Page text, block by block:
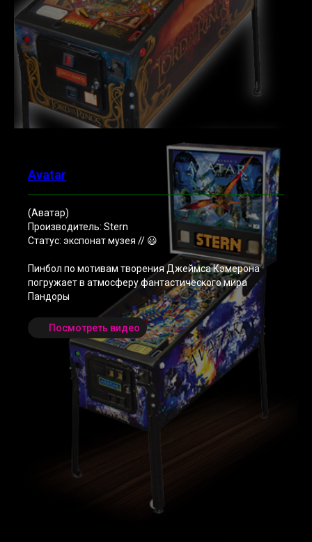
Avatar
(Аватар)
Производитель: Stern
Статус: экспонат музея // 😃
Пинбол по мотивам творения Джеймса Кэмерона
погружает в атмосферу фантастического мира
Пандоры
Посмотреть видео